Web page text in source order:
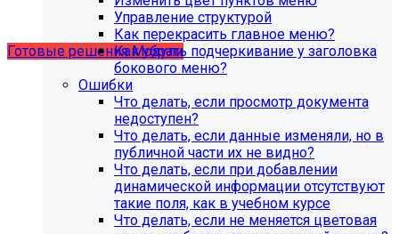
по работе с готовыми решениями и модулями
размещены в разделе "Учебные курсы"
Готовые решенияМодули
Управление структурой
Как перекрасить главное меню?
Как убрать подчеркивание у заголовка
бокового меню?
Ошибки
Что делать, если просмотр документа
недоступен?
Что делать, если данные изменяли, но в
публичной части их не видно?
Что делать, если при добавлении
динамической информации отсутствуют
такие поля, как в учебном курсе
Что делать, если не меняется цветовая